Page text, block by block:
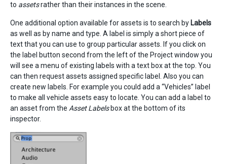
to assetsrather than their instances in the scene.
One additional option available for assets is to search by Labels
as well as by name and type. A label is simply a short piece of
text that you can use to group particular assets. If you click on
the label button second from the left of the Project window you
will see a menu of existing labels with a text box at the top. You
can then request assets assigned specific label. Also you can
create new labels. For example you could add a “Vehicles” label
to make all vehicle assets easy to locate. You can add a label to
an asset from the Asset Labelsbox at the bottom of its
inspector.